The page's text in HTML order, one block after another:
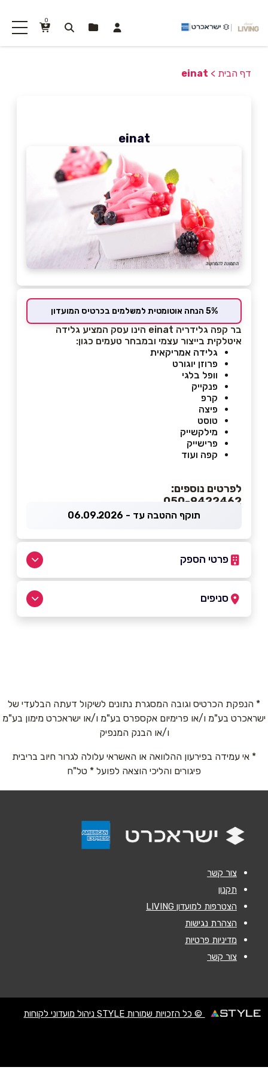
0
דף הבית >
einat
einat
5% הנחה אוטומטית למשלמים בכרטיס המועדון
בר קפה גלידריה einat הינו עסק המציע גלידה
איטלקית בייצור עצמי ובמבחר טעמים כגון:
גלידה אמריקאית
פרוזן יוגורט
וופל בלגי
פנקייק
קרפ
פיצה
טוסט
מילקשייק
פרישייק
קפה ועוד
לפרטים נוספים:
050-9422462
תוקף ההטבה עד - 06.09.2026
פרטי הספק
אנא חזרו אלי בקשר ל...
שליחה
סניפים
* הנפקת הכרטיס וגובה המסגרת נתונים לשיקול דעתה הבלעדי של
ישראכרט בע"מ ו/או פרימיום אקספרס בע"מ ו/או ישראכרט מימון בע"מ
ו/או הבנק המנפיק
* אי עמידה בפירעון ההלוואה או האשראי עלולה לגרור חיוב בריבית
פיגורים והליכי הוצאה לפועל * טל"ח
צור קשר
תקנון
הצטרפות למועדון LIVING
הצהרת נגישות
מדיניות פרטיות
צור קשר
© כל הזכויות שמורות STYLE ניהול מועדוני לקוחות